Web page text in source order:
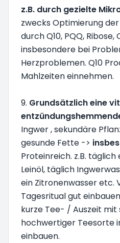
z.B. durch gezielte
zwecks Optimierung
durch Q10, PQQ, Ribose,
insbesondere bei
Herzproblemen. Q10
Mahlzeiten einnehmen.
9. Grundsätzlich eine
Ingwer , sekundäre
gesunde Fette ->
Proteinreich. z.B. täglich
Leinöl, täglich
ein Zitronenwasser etc.
Tagesritual gut
kurze Tee- / Auszeit mit
hochwertiger Teesorte
einbauen.